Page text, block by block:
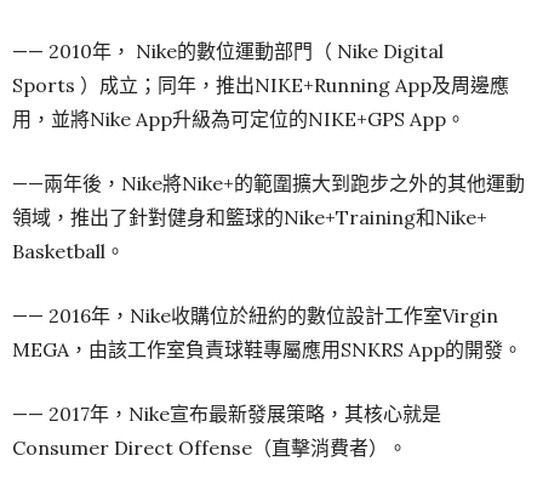
—— 2010年， Nike的數位運動部門（ Nike Digital
Sports ）成立； 同年，推出NIKE+Running App及周邊應
用，並將Nike App升級為可定位的NIKE+GPS App。
——兩年後， Nike將Nike+的範圍擴大到跑步之外的其他運動
領域，推出了針對健身和籃球的Nike+Training和Nike+
Basketball。
—— 2016年，Nike收購位於紐約的數位設計工作室Virgin
MEGA，由該工作室負責球鞋專屬應用SNKRS App的開發。
—— 2017年，Nike宣布最新發展策略，其核心就是
Consumer Direct Offense（直擊消費者）。